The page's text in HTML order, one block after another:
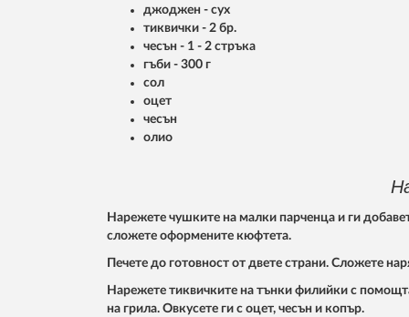
джоджен - сух
тиквички - 2 бр.
чесън - 1 - 2 стръка
гъби - 300 г
сол
оцет
чесън
олио
Нарежете чушките на малки парченца и ги
сложете оформените кюфтета.
Печете до готовност от двете страни. Сложете
Нарежете тиквичките на тънки филийки с
на грила. Овкусете ги с оцет, чесън и копър.